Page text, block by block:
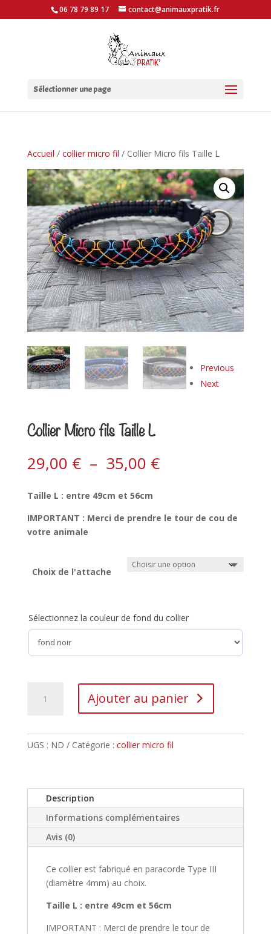
06 78 79 89 17 contact@animauxpratik.fr
Sélectionner une page
Accueil / collier micro fil / Collier Micro fils Taille L
Previous
Next
Collier Micro fils Taille L
29,00 € – 35,00 €
Taille L : entre 49cm et 56cm
IMPORTANT : Merci de prendre le tour de cou de
votre animale
Choix de l'attache
Sélectionnez la couleur de fond du collier
Ajouter au panier
UGS : ND Catégorie : collier micro fil
Description
Informations complémentaires
Avis (0)
Ce collier est fabriqué en paracorde Type III
(diamètre 4mm) au choix.
Taille L : entre 49cm et 56cm
IMPORTANT : Merci de prendre le tour de